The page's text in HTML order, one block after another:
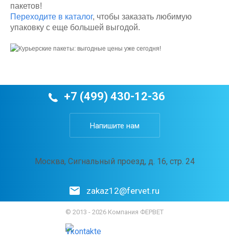
пакетов!
Переходите в каталог, чтобы заказать любимую
упаковку с еще большей выгодой.
+7 (499) 430-12-36
Напишите нам
Москва, Сигнальный проезд, д. 16, стр. 24
zakaz12@fervet.ru
© 2013 - 2026 Компания ФЕРВЕТ